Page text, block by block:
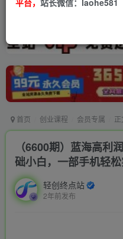
首页 创业课程 会员专属 正
（6600期）蓝海高利
础小白，一部手机轻
轻创终点站
2年前发布